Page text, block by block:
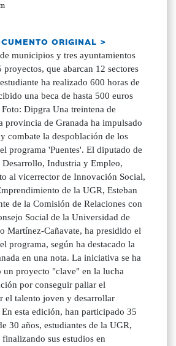
ORIGINAL >
municipios y tres ayuntamientos
que abarcan 12 sectores
ha realizado 600 horas de
una beca de hasta 500 euros
Dipgra Una treintena de
provincia de Granada ha impulsado
combate la despoblación de los
programa 'Puentes'. El diputado de
Desarrollo, Industria y Empleo,
al vicerrector de Innovación Social,
de la UGR, Esteban
de la Comisión de Relaciones con
Social de la Universidad de
Martínez-Cañavate, ha presidido el
programa, según ha destacado la
en una nota. La iniciativa se ha
un proyecto "clave" en la lucha
por conseguir paliar el
el talento joven y desarrollar
esta edición, han participado 35
30 años, estudiantes de la UGR,
finalizando sus estudios en